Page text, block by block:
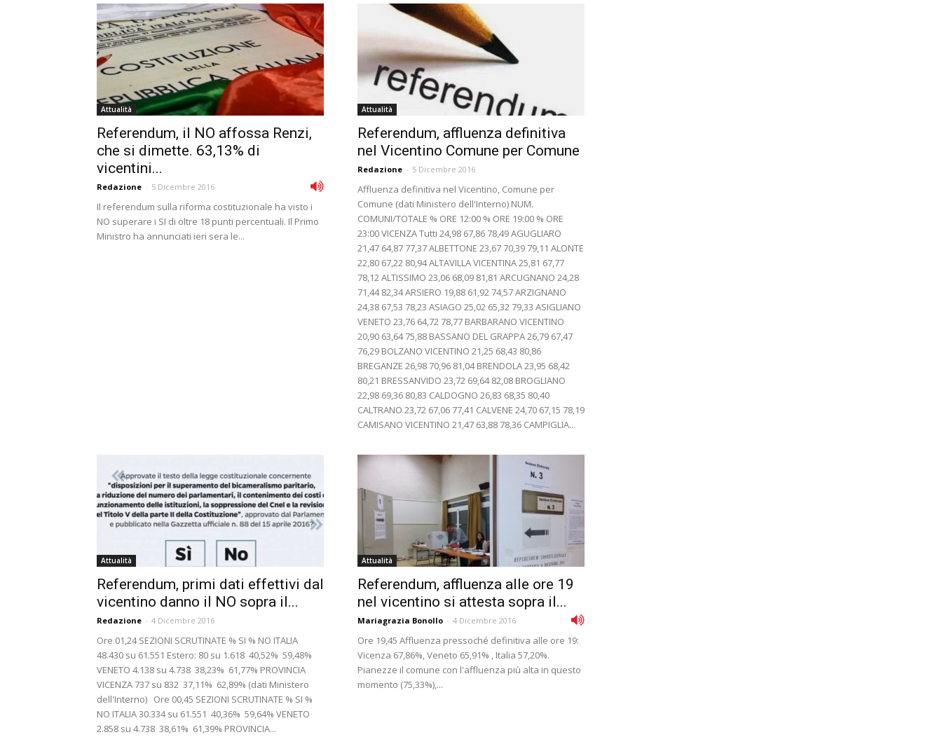
Attualità
Referendum, il NO affossa Renzi,
che si dimette. 63,13% di
vicentini...
Redazione - 5 Dicembre 2016
Il referendum sulla riforma costituzionale ha visto i
NO superare i SI di oltre 18 punti percentuali. Il Primo
Ministro ha annunciati ieri sera le...
Attualità
Referendum, affluenza definitiva
nel Vicentino Comune per Comune
Redazione - 5 Dicembre 2016
Affluenza definitiva nel Vicentino, Comune per
Comune (dati Ministero dell'Interno) NUM.
COMUNI/TOTALE % ORE 12:00 % ORE 19:00 % ORE
23:00 VICENZA Tutti 24,98 67,86 78,49 AGUGLIARO
21,47 64,87 77,37 ALBETTONE 23,67 70,39 79,11 ALONTE
22,80 67,22 80,94 ALTAVILLA VICENTINA 25,81 67,77
78,12 ALTISSIMO 23,06 68,09 81,81 ARCUGNANO 24,28
71,44 82,34 ARSIERO 19,88 61,92 74,57 ARZIGNANO
24,38 67,53 78,23 ASIAGO 25,02 65,32 79,33 ASIGLIANO
VENETO 23,76 64,72 78,77 BARBARANO VICENTINO
20,90 63,64 75,88 BASSANO DEL GRAPPA 26,79 67,47
76,29 BOLZANO VICENTINO 21,25 68,43 80,86
BREGANZE 26,98 70,96 81,04 BRENDOLA 23,95 68,42
80,21 BRESSANVIDO 23,72 69,64 82,08 BROGLIANO
22,98 69,36 80,83 CALDOGNO 26,83 68,35 80,40
CALTRANO 23,72 67,06 77,41 CALVENE 24,70 67,15 78,19
CAMISANO VICENTINO 21,47 63,88 78,36 CAMPIGLIA...
Attualità
Referendum, primi dati effettivi dal
vicentino danno il NO sopra il...
Redazione - 4 Dicembre 2016
Ore 01,24 SEZIONI SCRUTINATE % SI % NO ITALIA
48.430 su 61.551 Estero: 80 su 1.618 40,52% 59,48%
VENETO 4.138 su 4.738 38,23% 61,77% PROVINCIA
VICENZA 737 su 832 37,11% 62,89% (dati Ministero
dell'Interno) Ore 00,45 SEZIONI SCRUTINATE % SI %
NO ITALIA 30.334 su 61.551 40,36% 59,64% VENETO
2.858 su 4.738 38,61% 61,39% PROVINCIA...
Attualità
Referendum, affluenza alle ore 19
nel vicentino si attesta sopra il...
Mariagrazia Bonollo - 4 Dicembre 2016
Ore 19,45 Affluenza pressoché definitiva alle ore 19:
Vicenza 67,86%, Veneto 65,91% , Italia 57,20%.
Pianezze il comune con l'affluenza più alta in questo
momento (75,33%),...